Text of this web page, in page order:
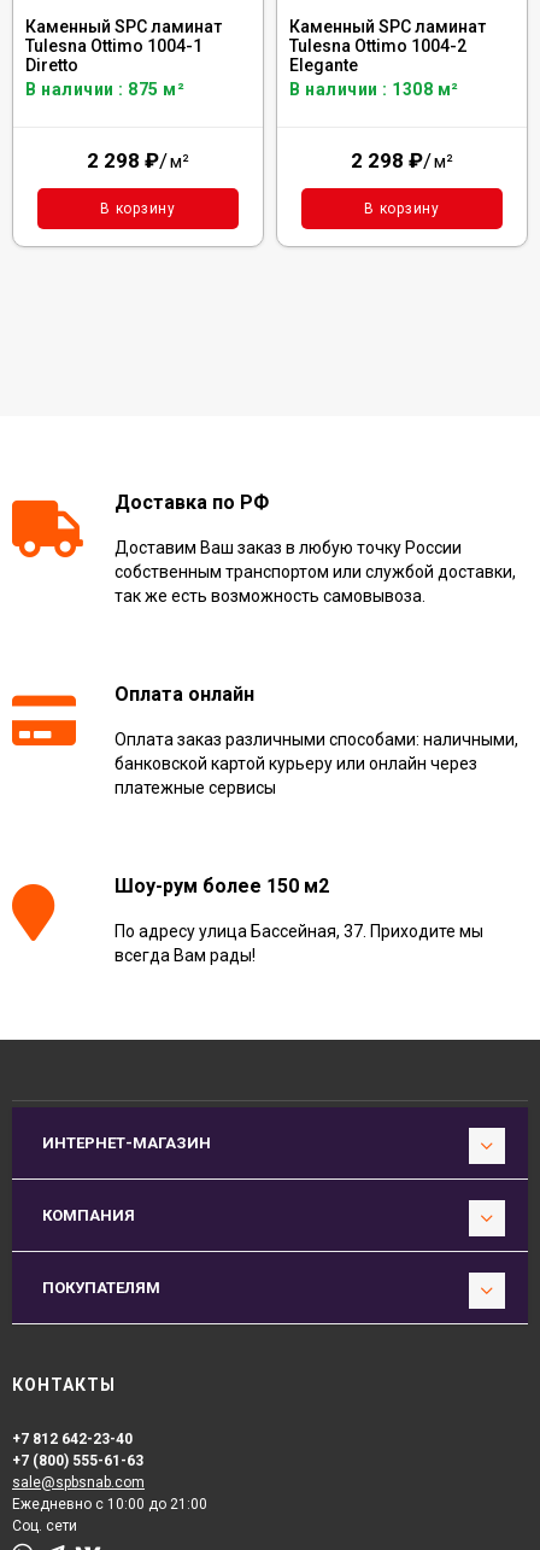
Каменный SPC ламинат
Tulesna Ottimo 1004-1
Diretto
В наличии : 875 м²
2 298 ₽/м²
В корзину
Каменный SPC ламинат
Tulesna Ottimo 1004-2
Elegante
В наличии : 1308 м²
2 298 ₽/м²
В корзину
Доставка по РФ
Доставим Ваш заказ в любую точку России
собственным транспортом или службой доставки,
так же есть возможность самовывоза.
Оплата онлайн
Оплата заказ различными способами: наличными,
банковской картой курьеру или онлайн через
платежные сервисы
Шоу-рум более 150 м2
По адресу улица Бассейная, 37. Приходите мы
всегда Вам рады!
ИНТЕРНЕТ-МАГАЗИН
КОМПАНИЯ
ПОКУПАТЕЛЯМ
КОНТАКТЫ
+7 812 642-23-40
+7 (800) 555-61-63
sale@spbsnab.com
Ежедневно с 10:00 до 21:00
Соц. сети